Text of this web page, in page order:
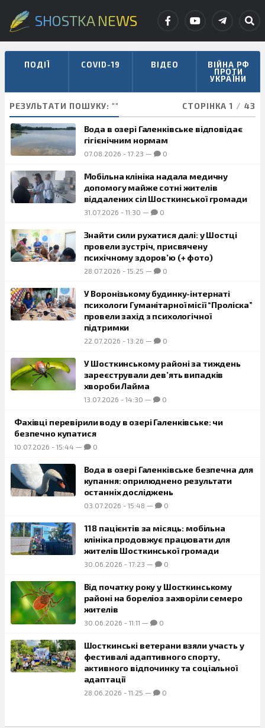
SHOSTKA NEWS
ПОДІЇ COVID-19 ВІДЕО ВІЙНА РФ
ПРОТИ
УКРАЇНИ
РЕЗУЛЬТАТИ ПОШУКУ: "" СТОРІНКА 1 / 43
Вода в озері Галенківське відповідає
гігієнічним нормам
07.08.2026 - 17:23 — 0
Мобільна клініка надала медичну
допомогу майже сотні жителів
віддалених сіл Шосткинської громади
31.07.2026 - 11:30 — 0
Знайти сили рухатися далі: у Шостці
провели зустріч, присвячену
психічному здоров’ю (+ фото)
28.07.2026 - 15:25 — 0
У Воронізькому будинку-інтернаті
психологи Гуманітарної місії “Проліска”
провели захід з психологічної
підтримки
22.07.2026 - 13:26 — 0
У Шосткинському районі за тиждень
зареєстрували дев’ять випадків
хвороби Лайма
13.07.2026 - 14:30 — 0
Фахівці перевірили воду в озері Галенківське: чи
безпечно купатися
10.07.2026 - 15:44 — 0
Вода в озері Галенківське безпечна для
купання: оприлюднено результати
останніх досліджень
03.07.2026 - 15:48 — 0
118 пацієнтів за місяць: мобільна
клініка продовжує працювати для
жителів Шосткинської громади
30.06.2026 - 17:23 — 0
Від початку року у Шосткинському
районі на бореліоз захворіли семеро
жителів
30.06.2026 - 11:11 — 0
Шосткинські ветерани взяли участь у
фестивалі адаптивного спорту,
активного відпочинку та соціальної
адаптації
28.06.2026 - 11:25 — 0